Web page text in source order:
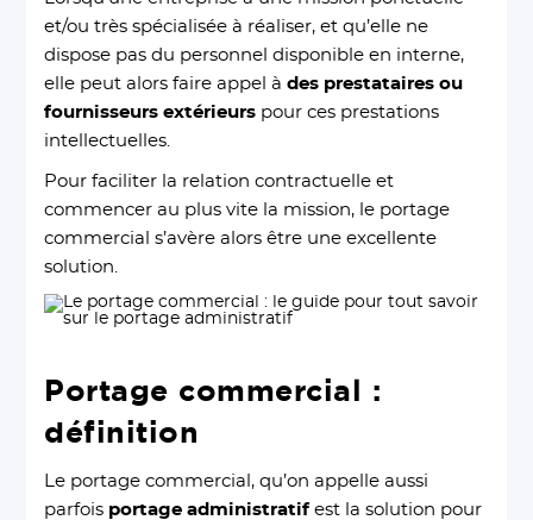
et/ou très spécialisée à réaliser, et qu’elle ne
dispose pas du personnel disponible en interne,
elle peut alors faire appel à des prestataires ou
fournisseurs extérieurs pour ces prestations
intellectuelles.
Pour faciliter la relation contractuelle et
commencer au plus vite la mission, le portage
commercial s’avère alors être une excellente
solution.
Portage commercial :
définition
Le portage commercial, qu’on appelle aussi
parfois portage administratifest la solution pour